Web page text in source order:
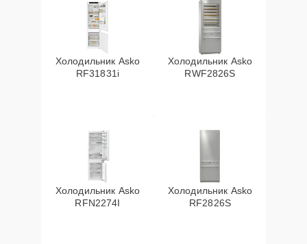
Холодильник Asko
RF31831i
Холодильник Asko
RWF2826S
Холодильник Asko
RFN2274I
Холодильник Asko
RF2826S